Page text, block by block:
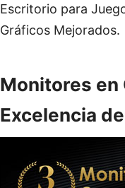
Escritorio para
Gráficos Mejorados.
Monitores en
Excelencia